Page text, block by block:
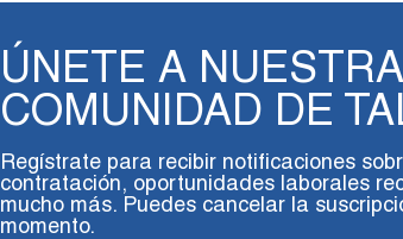
ÚNETE A NUESTRA
COMUNIDAD DE
Regístrate para recibir notificaciones
contratación, oportunidades laborales
mucho más. Puedes cancelar la
momento.